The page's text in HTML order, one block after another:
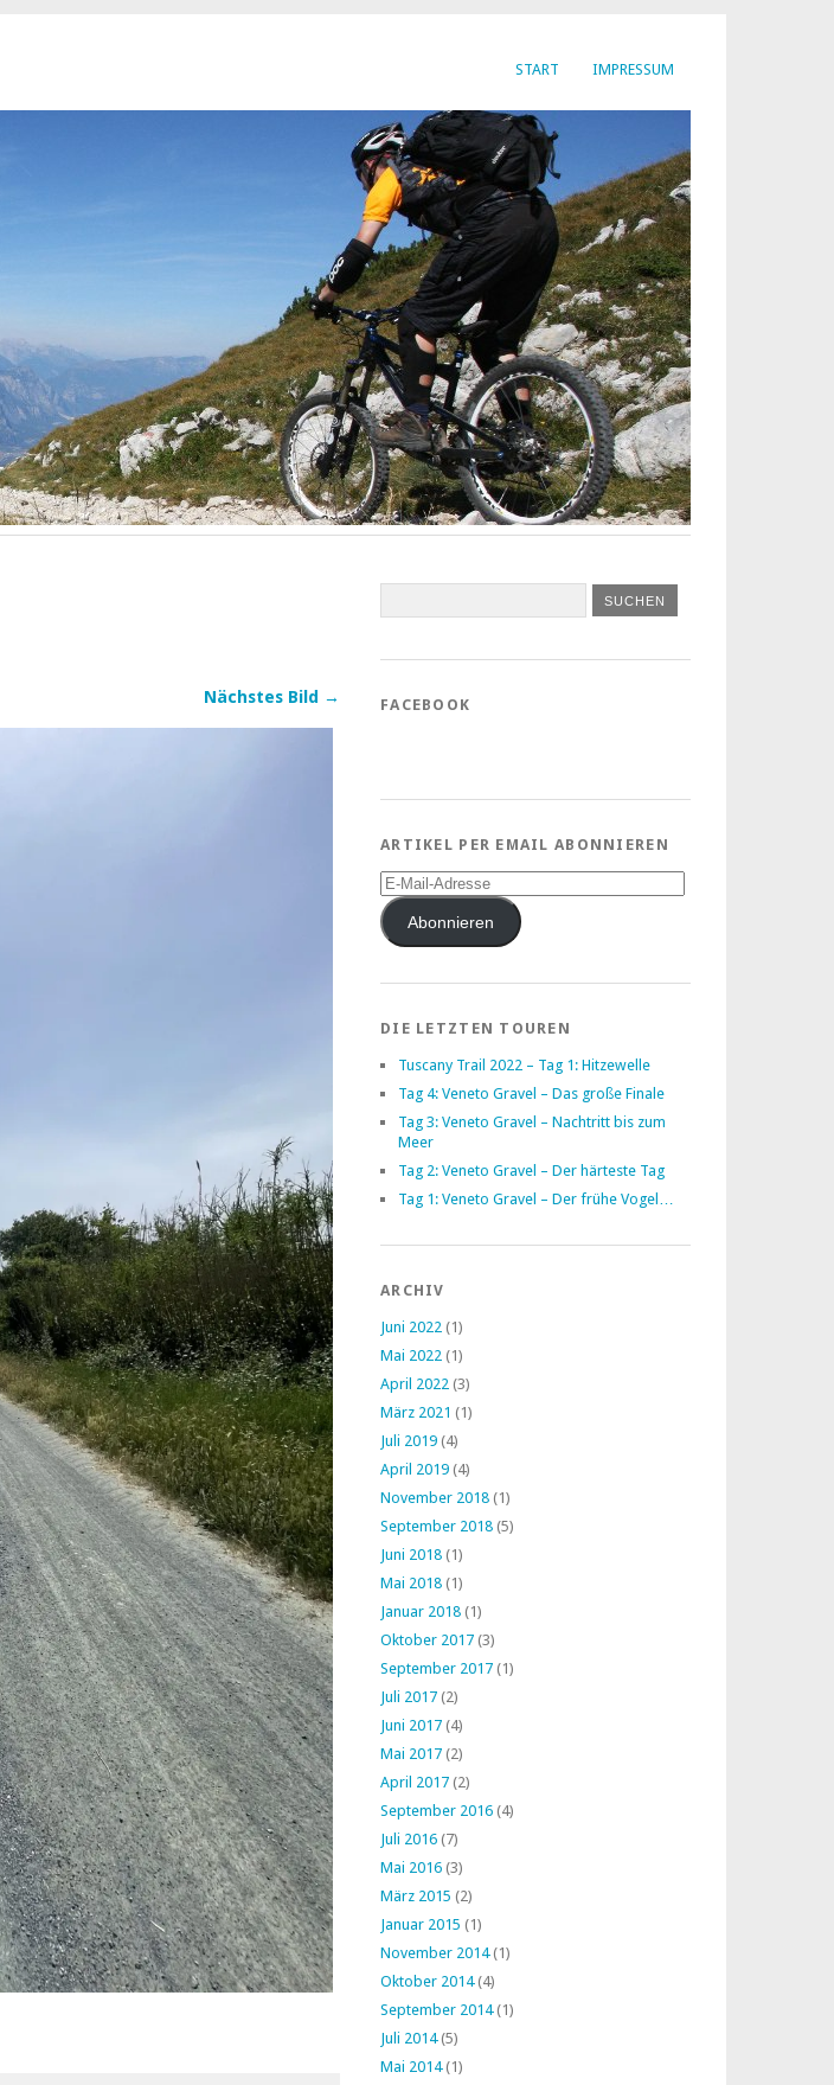
START IMPRESSUM
Nächstes Bild → FACEBOOK
ARTIKEL PER EMAIL ABONNIEREN
E-
Mail-
AdresseAbonnieren
DIE LETZTEN TOUREN
Tuscany Trail 2022 – Tag 1: Hitzewelle
Tag 4: Veneto Gravel – Das große Finale
Tag 3: Veneto Gravel – Nachtritt bis zum
Meer
Tag 2: Veneto Gravel – Der härteste Tag
Tag 1: Veneto Gravel – Der frühe Vogel…
ARCHIV
Juni 2022 (1)
Mai 2022 (1)
April 2022 (3)
März 2021 (1)
Juli 2019 (4)
April 2019 (4)
November 2018 (1)
September 2018 (5)
Juni 2018 (1)
Mai 2018 (1)
Januar 2018 (1)
Oktober 2017 (3)
September 2017 (1)
Juli 2017 (2)
Juni 2017 (4)
Mai 2017 (2)
April 2017 (2)
September 2016 (4)
Juli 2016 (7)
Mai 2016 (3)
März 2015 (2)
Januar 2015 (1)
November 2014(1)
Oktober 2014(4)
September 2014(1)
Juli 2014(5)
Mai 2014(1)